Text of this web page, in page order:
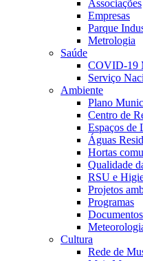
Associações
Empresas
Parque
Metrologia
Saúde
COVID-19
Serviço
Ambiente
Plano
Centro de
Espaços de
Águas
Hortas
Qualidade
RSU e
Projetos
Programas
Documentos
Cultura
Rede de